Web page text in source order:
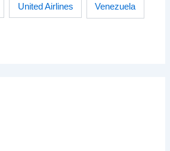
United Airlines Venezuela